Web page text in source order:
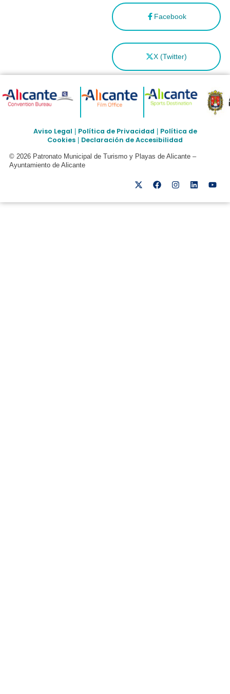
Facebook
X (Twitter)
Aviso Legal Política de Privacidad
Política de
Cookies
Declaración de Accesibilidad
© 2026 Patronato Municipal de Turismo y Playas de Alicante –
Ayuntamiento de Alicante